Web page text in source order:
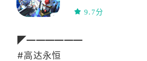
9.7分
◤━━━━━━
#高达永恒